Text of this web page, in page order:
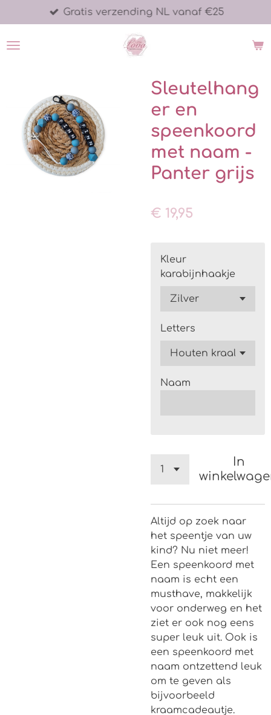
direct
naar
Gratis verzending NL vanaf €25
Sleutelhang
er en
speenkoord
met naam -
Panter grijs
€ 19,95
Kleur
karabijnhaakje
Letters
Naam
In
Altijd op zoek naar
het speentje van uw
kind? Nu niet meer!
Een speenkoord met
naam is echt een
musthave, makkelijk
voor onderweg en het
ziet er ook nog eens
super leuk uit. Ook is
een speenkoord met
naam ontzettend leuk
om te geven als
bijvoorbeeld
kraamcadeautje.